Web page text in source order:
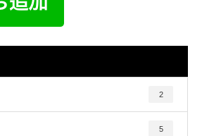
2
5